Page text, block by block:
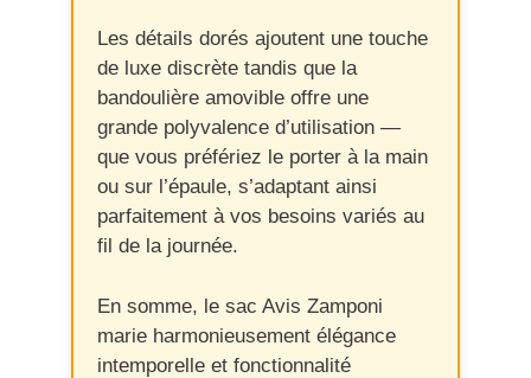
Les détails dorés ajoutent une touche
de luxe discrète tandis que la
bandoulière amovible offre une
grande polyvalence d’utilisation —
que vous préfériez le porter à la main
ou sur l’épaule, s’adaptant ainsi
parfaitement à vos besoins variés au
fil de la journée.
En somme, le sac Avis Zamponi
marie harmonieusement élégance
intemporelle et fonctionnalité